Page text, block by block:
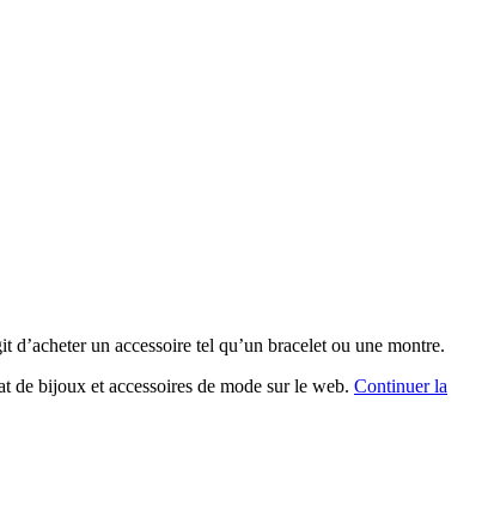
un accessoire tel qu’un bracelet ou une montre.
de bijoux et accessoires de mode sur le web. Continuer la